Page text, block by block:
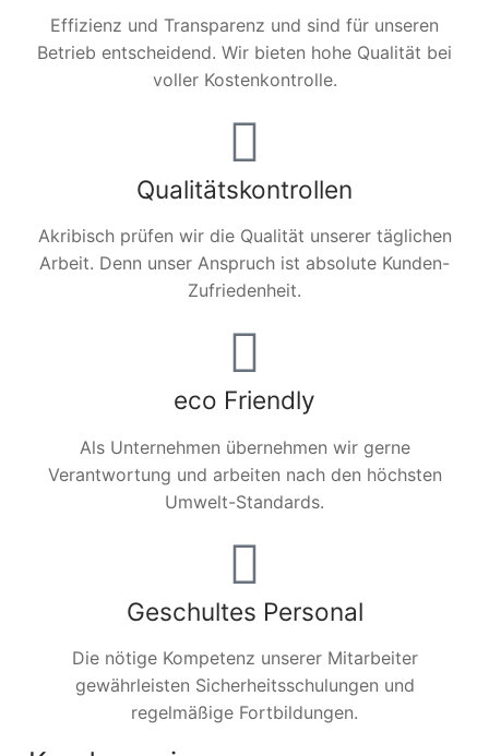
Effizienz und Transparenz und sind für unseren
Betrieb entscheidend. Wir bieten hohe Qualität bei
voller Kostenkontrolle.
Qualitätskontrollen
Akribisch prüfen wir die Qualität unserer täglichen
Arbeit. Denn unser Anspruch ist absolute Kunden-
Zufriedenheit.
eco Friendly
Als Unternehmen übernehmen wir gerne
Verantwortung und arbeiten nach den höchsten
Umwelt-Standards.
Geschultes Personal
Die nötige Kompetenz unserer Mitarbeiter
gewährleisten Sicherheitsschulungen und
regelmäßige Fortbildungen.